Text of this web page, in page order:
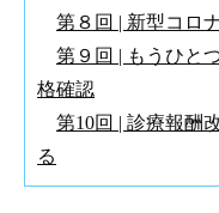
第８回 | 新型コロ
第９回 | もうひと
格確認
第10回 | 診療報酬
る